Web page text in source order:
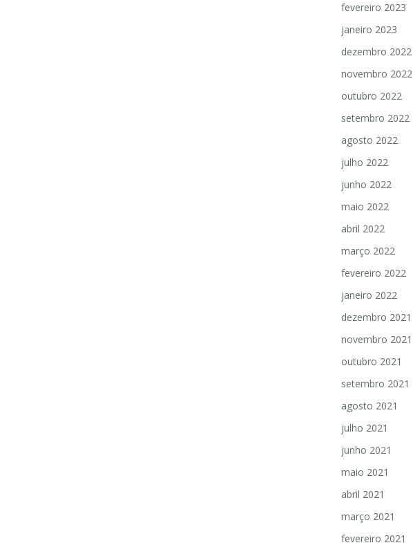
fevereiro 2023
janeiro 2023
dezembro 2022
novembro 2022
outubro 2022
setembro 2022
agosto 2022
julho 2022
junho 2022
maio 2022
abril 2022
março 2022
fevereiro 2022
janeiro 2022
dezembro 2021
novembro 2021
outubro 2021
setembro 2021
agosto 2021
julho 2021
junho 2021
maio 2021
abril 2021
março 2021
fevereiro 2021